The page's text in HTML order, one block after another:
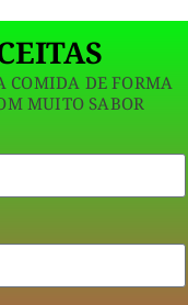
COMIDA DE FORMA
MUITO SABOR